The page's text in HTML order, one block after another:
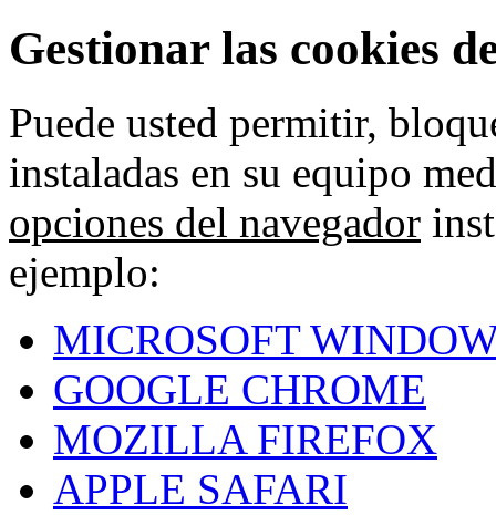
Gestionar las cookies
Puede usted permitir,
instaladas en su equipo
opciones del navegador
ejemplo:
MICROSOFT
GOOGLE CHROME
MOZILLA FIREFOX
APPLE SAFARI